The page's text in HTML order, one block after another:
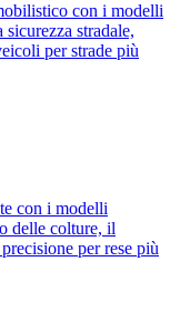
con i modelli
stradale,
per strade più
con i modelli
delle colture, il
per rese più